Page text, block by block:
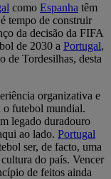
como Espanha têm
tempo de construir
da decisão da FIFA
de 2030 a Portugal,
de Tordesilhas, desta
organizativa e
o futebol mundial.
legado duradouro
ao lado. Portugal
ser, de facto, uma
do país. Vencer
de feitos ainda